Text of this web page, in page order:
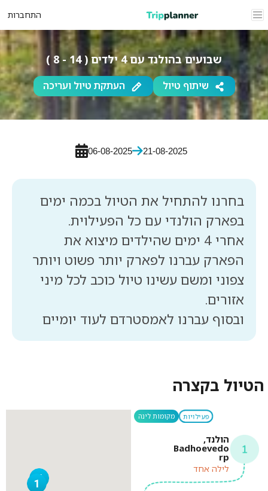
התחברות
שבועים בהולנד עם 4 ילדים ( 14 - 8 )
העתקת טיול ועריכה שיתוף טיול
06-08-2025 21-08-2025
בחרנו להתחיל את הטיול בכמה ימים
אחרי 4 ימים שהילדים מיצוא את
הפארק עברנו לפארק יותר פשוט ויותר
צפוני ומשם עשינו טיול כוכב לכל מיני
ובסוף עברנו לאמסטרדם לעוד יומיים
הטיול בקצרה
פעילויות מקומות לינה
הולנד,
Badhoevedo
rp
לילה אחד
4
1